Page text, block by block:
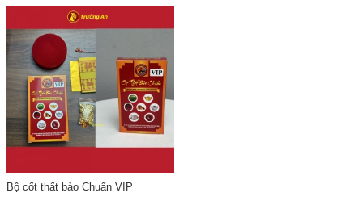
Bộ cốt thất bảo Chuẩn VIP